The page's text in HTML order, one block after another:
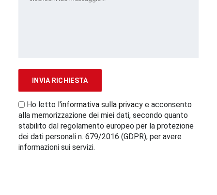
Ho letto l'informativa sulla privacy e acconsento
alla memorizzazione dei miei dati, secondo quanto
stabilito dal regolamento europeo per la protezione
dei dati personali n. 679/2016 (GDPR), per avere
informazioni sui servizi.